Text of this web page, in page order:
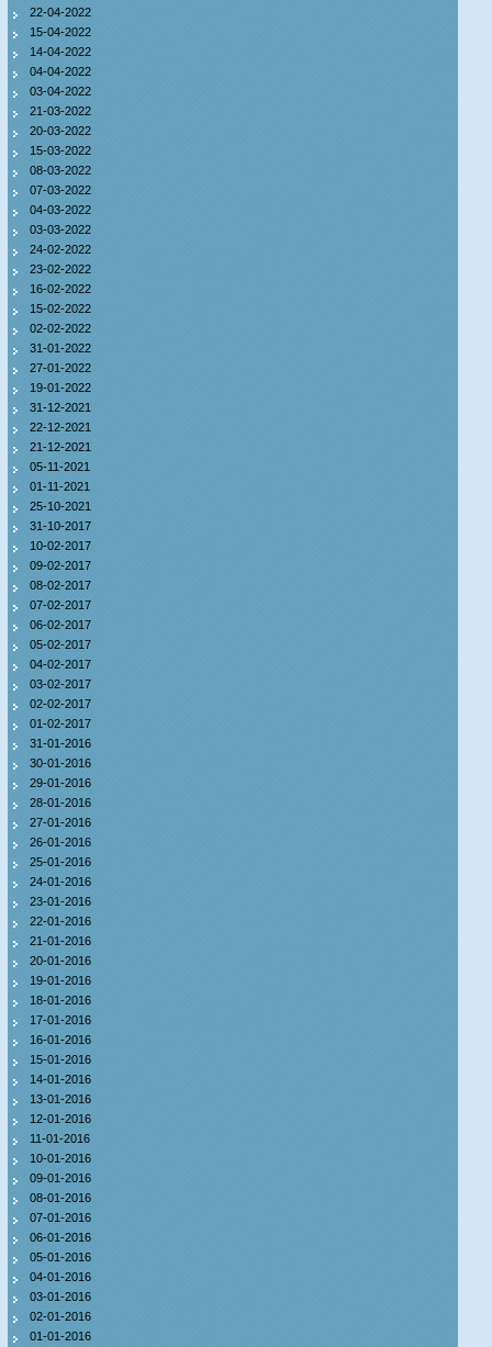
22-04-2022
15-04-2022
14-04-2022
04-04-2022
03-04-2022
21-03-2022
20-03-2022
15-03-2022
08-03-2022
07-03-2022
04-03-2022
03-03-2022
24-02-2022
23-02-2022
16-02-2022
15-02-2022
02-02-2022
31-01-2022
27-01-2022
19-01-2022
31-12-2021
22-12-2021
21-12-2021
05-11-2021
01-11-2021
25-10-2021
31-10-2017
10-02-2017
09-02-2017
08-02-2017
07-02-2017
06-02-2017
05-02-2017
04-02-2017
03-02-2017
02-02-2017
01-02-2017
31-01-2016
30-01-2016
29-01-2016
28-01-2016
27-01-2016
26-01-2016
25-01-2016
24-01-2016
23-01-2016
22-01-2016
21-01-2016
20-01-2016
19-01-2016
18-01-2016
17-01-2016
16-01-2016
15-01-2016
14-01-2016
13-01-2016
12-01-2016
11-01-2016
10-01-2016
09-01-2016
08-01-2016
07-01-2016
06-01-2016
05-01-2016
04-01-2016
03-01-2016
02-01-2016
01-01-2016